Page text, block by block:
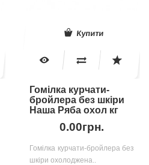
Купити
Гомілка курчати-
бройлера без шкіри
Наша Ряба охол кг
0.00грн.
Гомілка курчати-бройлера без
шкіри охолоджена..